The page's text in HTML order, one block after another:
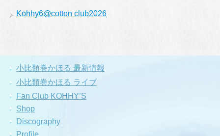
Kohhy6@cotton club2026
小比類巻かほる 最新情報
小比類巻かほる ライブ
Fan Club KOHHY’S
Shop
Discography
Profile